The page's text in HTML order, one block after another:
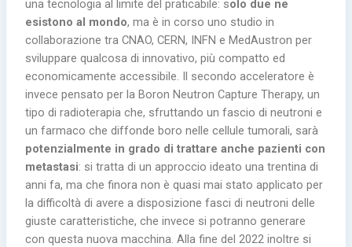
una tecnologia al limite del praticabile: solo due ne
esistono al mondo, ma è in corso uno studio in
collaborazione tra CNAO, CERN, INFN e MedAustron per
sviluppare qualcosa di innovativo, più compatto ed
economicamente accessibile. Il secondo acceleratore è
invece pensato per la Boron Neutron Capture Therapy, un
tipo di radioterapia che, sfruttando un fascio di neutroni e
un farmaco che diffonde boro nelle cellule tumorali, sarà
potenzialmente in grado di trattare anche pazienti con
metastasi: si tratta di un approccio ideato una trentina di
anni fa, ma che finora non è quasi mai stato applicato per
la difficoltà di avere a disposizione fasci di neutroni delle
giuste caratteristiche, che invece si potranno generare
con questa nuova macchina. Alla fine del 2022 inoltre si